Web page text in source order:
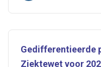
Gedifferentieerde
Ziektewet voor